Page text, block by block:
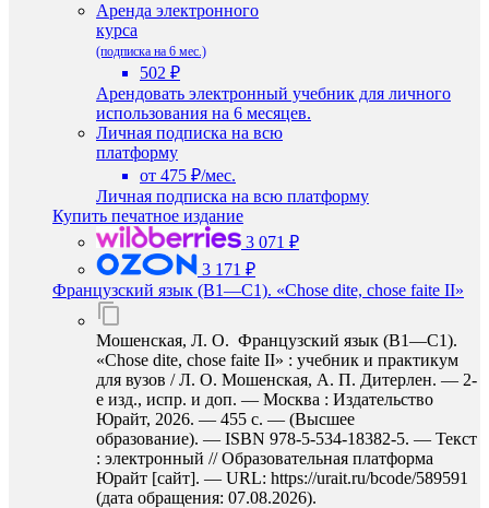
Аренда электронного
курса
(подписка на 6 мес.)
502 ₽
Арендовать электронный учебник для личного
использования на 6 месяцев.
Личная подписка на всю
платформу
от 475 ₽/мес.
Личная подписка на всю платформу
Купить печатное издание
3 071 ₽
3 171 ₽
Французский язык (B1—C1). «Chose dite, chose faite II»
Мошенская, Л. О. Французский язык (B1—C1).
«Chose dite, chose faite II» : учебник и практикум
для вузов / Л. О. Мошенская, А. П. Дитерлен. — 2-
е изд., испр. и доп. — Москва : Издательство
Юрайт, 2026. — 455 с. — (Высшее
образование). — ISBN 978-5-534-18382-5. — Текст
: электронный // Образовательная платформа
Юрайт [сайт]. — URL: https://urait.ru/bcode/589591
(дата обращения: 07.08.2026).